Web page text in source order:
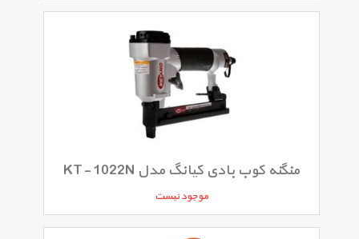
منگنه کوب بادی کیانگ مدل KT- 1022N
موجود نیست